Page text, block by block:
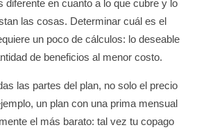
diferente en cuanto a lo que cubre y lo
las cosas. Determinar cuál es el
un poco de cálculos: lo deseable
de beneficios al menor costo.
las partes del plan, no solo el precio
un plan con una prima mensual
el más barato: tal vez tu copago